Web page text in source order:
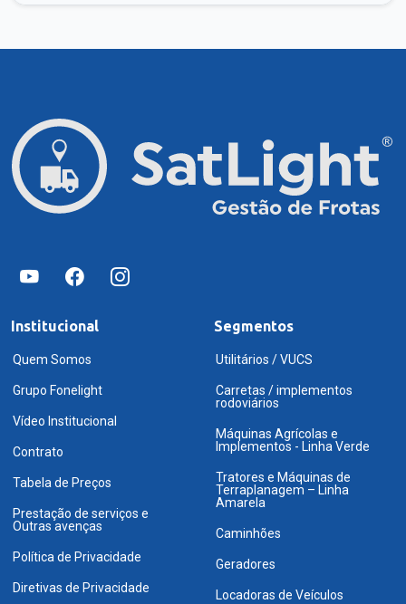
Institucional
Quem Somos
Grupo Fonelight
Vídeo Institucional
Contrato
Tabela de Preços
Prestação de serviços e
Outras avenças
Política de Privacidade
Diretivas de Privacidade
Segmentos
Utilitários / VUCS
Carretas / implementos
rodoviários
Máquinas Agrícolas e
Implementos - Linha Verde
Tratores e Máquinas de
Terraplanagem – Linha
Amarela
Caminhões
Geradores
Locadoras de Veículos